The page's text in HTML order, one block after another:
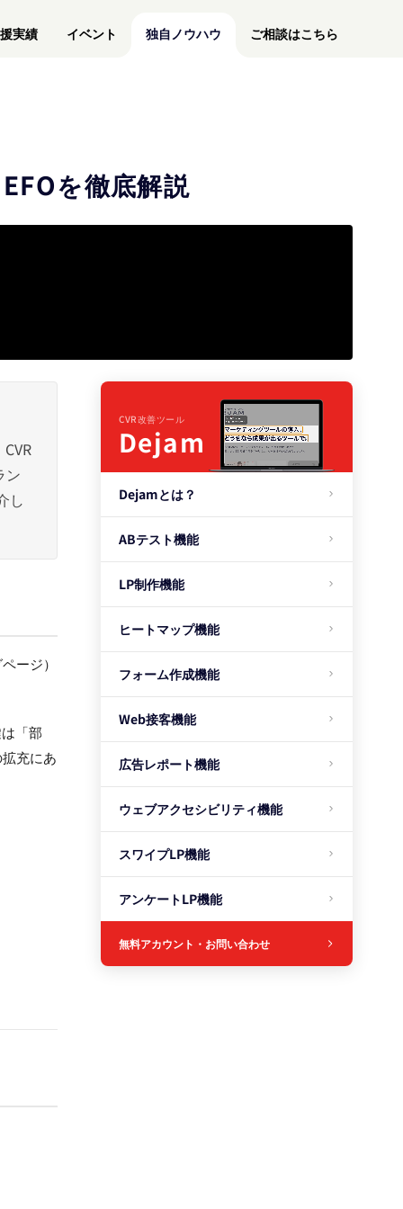
実績 イベント 独自ノウハウ ご相談はこちら
を徹底解説
ン
し
ージ）
「部
充にあ
CVR改善ツール
Dejam
Dejamとは？
ABテスト機能
LP制作機能
ヒートマップ機能
フォーム作成機能
Web接客機能
広告レポート機能
ウェブアクセシビリティ機能
スワイプLP機能
アンケートLP機能
無料アカウント・お問い合わせ